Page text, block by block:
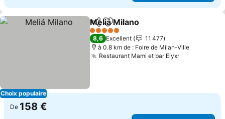
Choix populaire
PartagerAjouter à mes favoris
Meliá Milano
5 Étoiles
8,6 Excellent
11 477
à 0.8 km de : Foire de Milan-Ville
Restaurant Mami et bar Elyxr
De 158 €